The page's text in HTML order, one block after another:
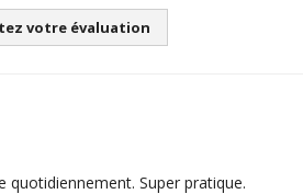
votre évaluation
quotidiennement. Super pratique.